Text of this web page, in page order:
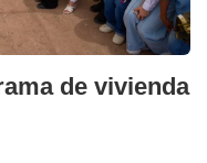
de vivienda